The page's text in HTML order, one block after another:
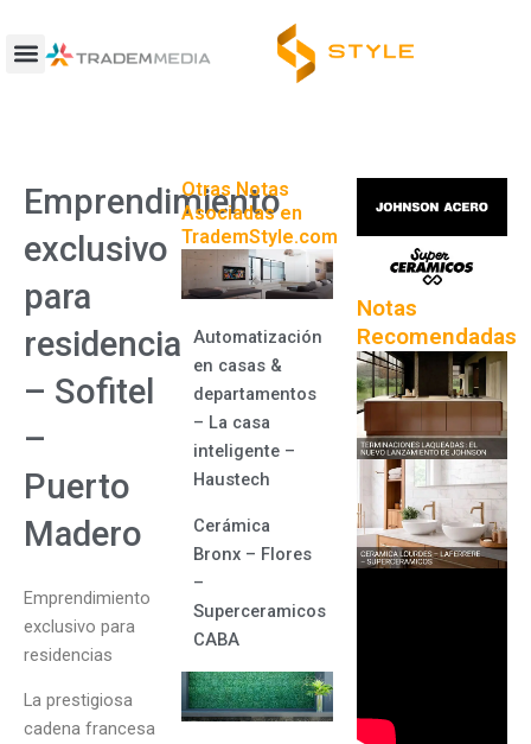
contenido
Emprendimiento
exclusivo
para
residencias
– Sofitel
–
Puerto
Madero
Emprendimiento
exclusivo para
residencias
La prestigiosa
cadena francesa
Otras Notas
Asociadas en
TrademStyle.com
Automatización
en casas &
departamentos
– La casa
inteligente –
Haustech
Cerámica
Bronx – Flores
–
Superceramicos
CABA
Notas
Recomendadas